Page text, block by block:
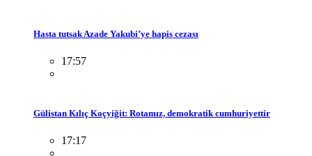
Hasta tutsak Azade Yakubi’ye hapis cezası
17:57
Gülistan Kılıç Koçyiğit: Rotamız, demokratik cumhuriyettir
17:17